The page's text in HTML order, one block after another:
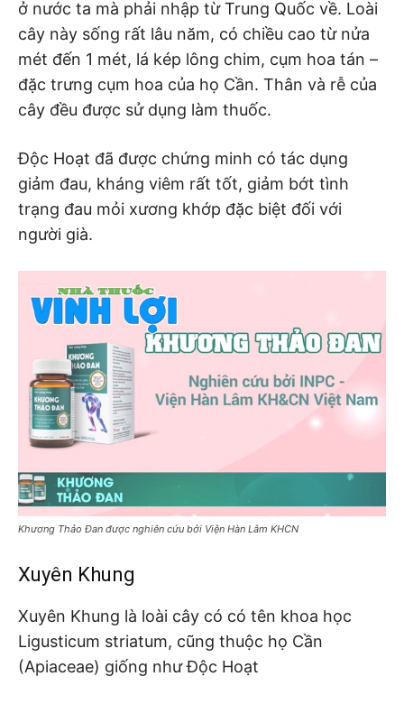
ở nước ta mà phải nhập từ Trung Quốc về. Loài
cây này sống rất lâu năm, có chiều cao từ nửa
mét đến 1 mét, lá kép lông chim, cụm hoa tán –
đặc trưng cụm hoa của họ Cần. Thân và rễ của
cây đều được sử dụng làm thuốc.
Độc Hoạt đã được chứng minh có tác dụng
giảm đau, kháng viêm rất tốt, giảm bớt tình
trạng đau mỏi xương khớp đặc biệt đối với
người già.
Khương Thảo Đan được nghiên cứu bởi Viện Hàn Lâm KHCN
Xuyên Khung
Xuyên Khung là loài cây có có tên khoa học
Ligusticum striatum, cũng thuộc họ Cần
(Apiaceae) giống như Độc Hoạt